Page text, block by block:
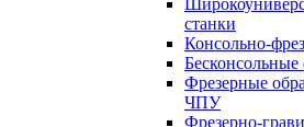
станки
Консольно-
Бесконсольные
Фрезерные
ЧПУ
Фрезерно-